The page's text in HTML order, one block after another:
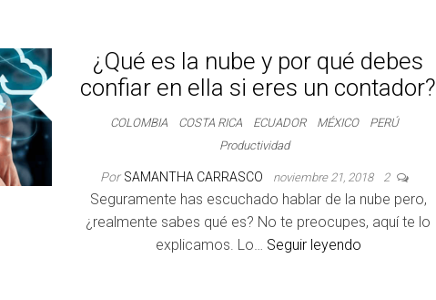
¿Qué es la nube y por qué debes
confiar en ella si eres un contador?
COLOMBIA COSTA RICA ECUADOR MÉXICO
PERÚ
Productividad
Por SAMANTHA CARRASCO noviembre 21, 2018 2
Seguramente has escuchado hablar de la nube pero,
¿realmente sabes qué es? No te preocupes, aquí te lo
explicamos. Lo… Seguir leyendo